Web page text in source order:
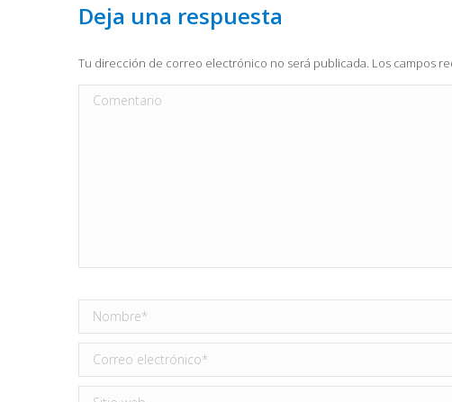
Deja una respuesta
Tu dirección de correo electrónico no será publicada. Los campos
Comentario
Nombre *
Correo electrónico *
Sitio web